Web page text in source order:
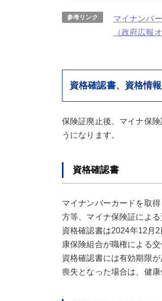
参考リンク
マイナンバ
（政府広報
資格確認書、資格情
保険証廃止後、マイナ保
うになります。
資格確認書
マイナンバーカードを取
方等、マイナ保険証によ
資格確認書は2024年12月
康保険組合が職権による交
資格確認書には有効期限
喪失となった場合は、健